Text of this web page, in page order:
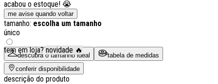
acabou o estoque! 😭
me avise quando voltar
tamanho: escolha um tamanho
único
descubra o tamanho ideal tabela de medidas
tem em loja? novidade 🔥
conferir disponibilidade
descrição do produto